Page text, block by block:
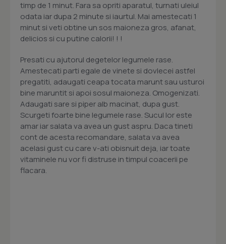
timp de 1 minut. Fara sa opriti aparatul, turnati uleiul
odata iar dupa 2 minute si iaurtul. Mai amestecati 1
minut si veti obtine un sos maioneza gros, afanat,
delicios si cu putine calorii! ! !
Presati cu ajutorul degetelor legumele rase.
Amestecati parti egale de vinete si dovlecei astfel
pregatiti, adaugati ceapa tocata marunt sau usturoi
bine maruntit si apoi sosul maioneza. Omogenizati.
Adaugati sare si piper alb macinat, dupa gust.
Scurgeti foarte bine legumele rase. Sucul lor este
amar iar salata va avea un gust aspru. Daca tineti
cont de acesta recomandare, salata va avea
acelasi gust cu care v-ati obisnuit deja, iar toate
vitaminele nu vor fi distruse in timpul coacerii pe
flacara.